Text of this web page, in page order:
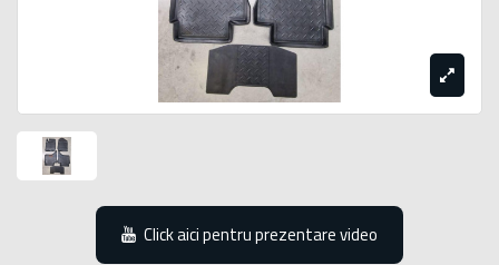
Click aici pentru prezentare video